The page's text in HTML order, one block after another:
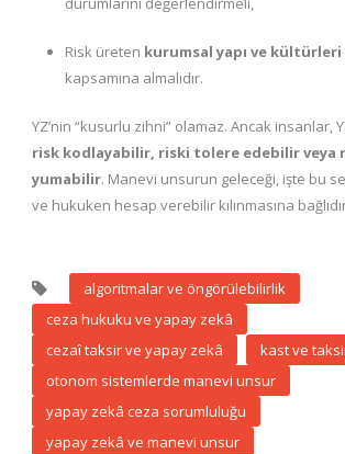
Risk üreten kurumsal yapı ve kültürleri
kapsamına almalıdır.
YZ’nin “kusurlu zihni” olamaz. Ancak insanlar,
risk kodlayabilir, riski tolere edebilir veya
yumabilir. Manevi unsurun geleceği, işte bu
ve hukuken hesap verebilir kılınmasına
algoritmalar ve öngörülebilirlik
ceza hukuku ve yapay zekâ
cezaî taksir ve yapay zekâ
kast ve
otonom sistemlerde manevi unsur
yapay zekâ ceza sorumluluğu
yapay zekâ ve manevi unsur